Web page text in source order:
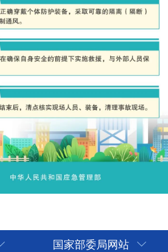
国家部委局网站